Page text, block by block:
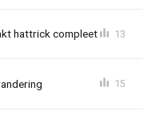
hattrick compleet 13
15